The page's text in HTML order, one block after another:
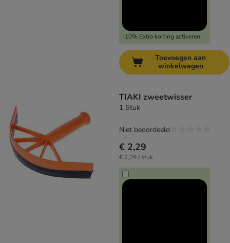
-10% Extra korting activeren
Toevoegen aan
winkelwagen
TIAKI zweetwisser
1 Stuk
€ 2,29
€ 2,29 / stuk
Niet beoordeeld